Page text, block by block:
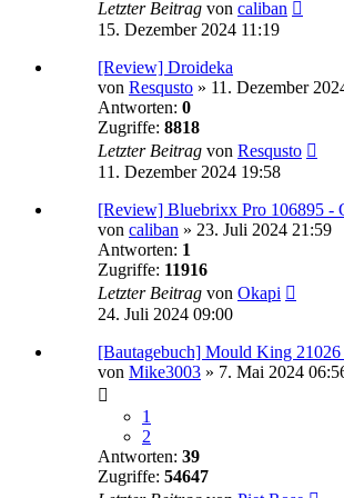
Letzter Beitrag von caliban
15. Dezember 2024 11:19
[Review] Droideka
von Resqusto » 11. Dezember
Antworten: 0
Zugriffe: 8818
Letzter Beitrag von Resqusto
11. Dezember 2024 19:58
[Review] Bluebrixx Pro 106895 -
von caliban » 23. Juli 2024 21:59
Antworten: 1
Zugriffe: 11916
Letzter Beitrag von Okapi
24. Juli 2024 09:00
[Bautagebuch] Mould King
von Mike3003 » 7. Mai 2024
1
2
Antworten: 39
Zugriffe: 54647